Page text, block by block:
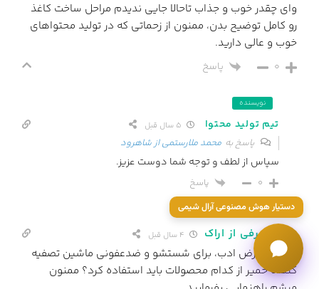
وای چقدر خوب و جذاب تاحالا جایی ندیدم مراحل ساخت کاغذ
رو کامل توضیح بدن، ممنون از زحماتی که در تولید محتواهای
خوب و عالی دارید.
0 پاسخ
نویسنده
تیم تولید محتوا
پاسخ به محمد ملارستمی از شاهرود
سپاس از لطف و توجه شما دوست عزیز.
0 پاسخ
علی صیرفی از اراک
سلام و عرض ادب، برای شستشو و ضدعفونی ماشین تصفیه
کننده خمیر از کدام محصولات باید استفاده کرد؟ ممنون
دستیار هوش مصنوعی آرال شیمی